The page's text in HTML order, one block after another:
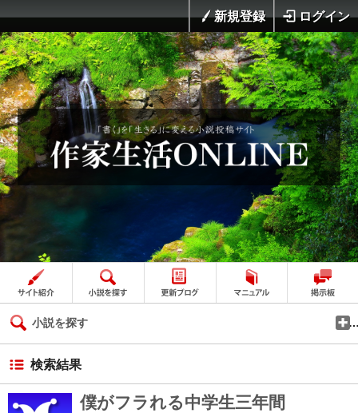
新規登録 ログイン
小説を探す
検索結果
僕がフラれる中学生三年間